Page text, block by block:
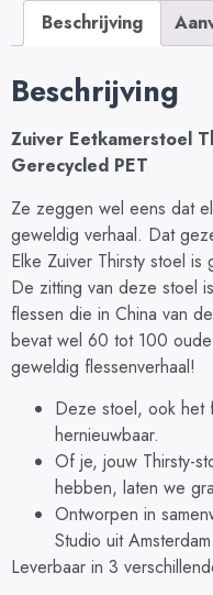
Beschrijving
Beschrijving
Zuiver Eetkamerstoel
Gerecycled PET
Ze zeggen wel eens dat
geweldig verhaal. Dat
Elke Zuiver Thirsty stoel
De zitting van deze stoel
flessen die in China van
bevat wel 60 tot 100
geweldig flessenverhaal!
Deze stoel, ook het
hernieuwbaar.
Of je, jouw Thirsty-
hebben, laten we
Ontworpen in
Studio uit Amsterdam.
Leverbaar in 3